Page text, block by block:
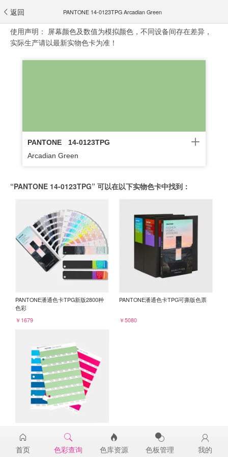
返回 PANTONE 14-0123TPG Arcadian Green
使用声明： 屏幕颜色及数值为模拟颜色，不同设备间存在差异，
实际生产请以最新实物色卡为准！
PANTONE
14-0123TPG
Arcadian Green
“PANTONE 14-0123TPG” 可以在以下实物色卡中找到：
PANTONE潘通色卡TPG新版2800种
色彩
￥1679
PANTONE潘通色卡TPG可撕版色票
￥5080
14-0123TPG
￥98
首页 色彩查询 色库资源 色板管理 我的